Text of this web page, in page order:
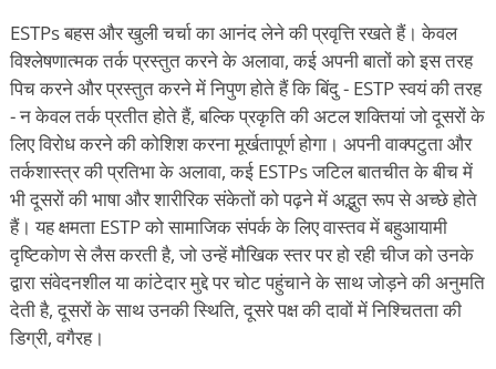
ESTPs बहस और खुली चर्चा का आनंद लेने की प्रवृत्ति रखते हैं। केवल
विश्लेषणात्मक तर्क प्रस्तुत करने के अलावा, कई अपनी बातों को इस तरह
पिच करने और प्रस्तुत करने में निपुण होते हैं कि बिंदु - ESTP स्वयं की तरह
- न केवल तर्क प्रतीत होते हैं, बल्कि प्रकृति की अटल शक्तियां जो दूसरों के
लिए विरोध करने की कोशिश करना मूर्खतापूर्ण होगा। अपनी वाक्पटुता और
तर्कशास्त्र की प्रतिभा के अलावा, कई ESTPs जटिल बातचीत के बीच में
भी दूसरों की भाषा और शारीरिक संकेतों को पढ़ने में अद्भुत रूप से अच्छे होते
हैं। यह क्षमता ESTP को सामाजिक संपर्क के लिए वास्तव में बहुआयामी
दृष्टिकोण से लैस करती है, जो उन्हें मौखिक स्तर पर हो रही चीज को उनके
द्वारा संवेदनशील या कांटेदार मुद्दे पर चोट पहुंचाने के साथ जोड़ने की अनुमति
देती है, दूसरों के साथ उनकी स्थिति, दूसरे पक्ष की दावों में निश्चितता की
डिग्री, वगैरह।